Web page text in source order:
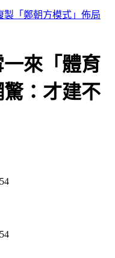
3成 日媒：好事多磨
來「體育
：才建不